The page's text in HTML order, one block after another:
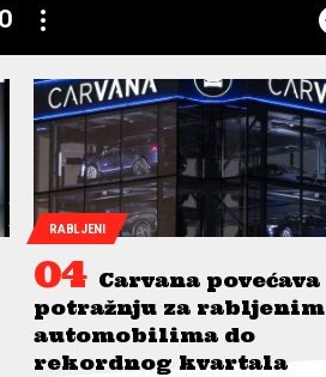
RABLJENI
Carvana povećava
potražnju za rabljenim
automobilima do
rekordnog kvartala